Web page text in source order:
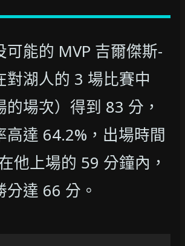
可能的 MVP 吉爾傑斯-
對湖人的 3 場比賽中
的場次）得到 83 分，
高達 64.2%，出場時間
他上場的 59 分鐘內，
分達 66 分。